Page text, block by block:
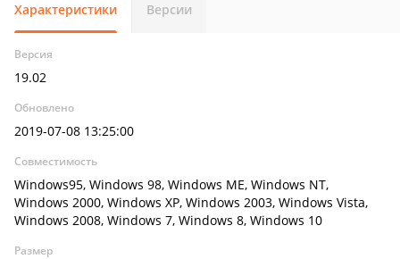
Характеристики Версии
Версия
19.02
Обновлено
2019-07-08 13:25:00
Совместимость
Windows95, Windows 98, Windows ME, Windows NT,
Windows 2000, Windows XP, Windows 2003, Windows Vista,
Windows 2008, Windows 7, Windows 8, Windows 10
Размер